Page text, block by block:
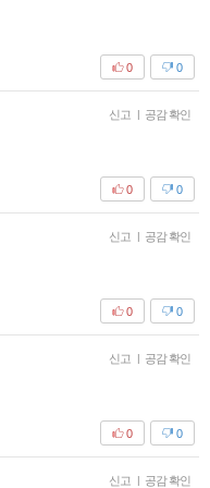
0
0
신고 | 공감 확인
0
0
신고 | 공감 확인
0
0
신고 | 공감 확인
0
0
신고 | 공감 확인